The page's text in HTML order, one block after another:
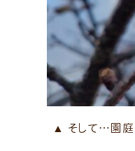
そして…園